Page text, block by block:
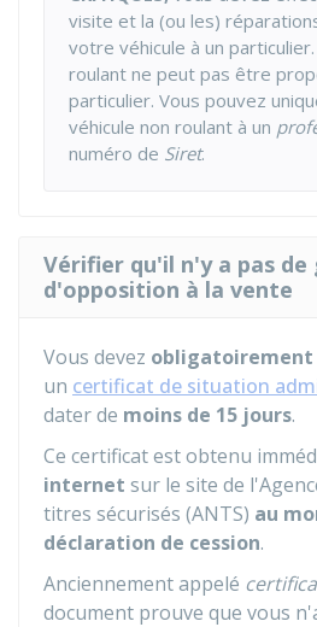
visite et la (ou les)
votre véhicule à un
roulant ne peut pas être
particulier. Vous pouvez
véhicule non roulant à un
numéro de Siret.
Vérifier qu'il n'y a pas de
d'opposition à la vente
Vous devez obligatoirement
un certificat de situation
dater de moins de 15 jours.
Ce certificat est obtenu
internet sur le site de
titres sécurisés (ANTS) au
déclaration de cession.
Anciennement appelé
document prouve que vous